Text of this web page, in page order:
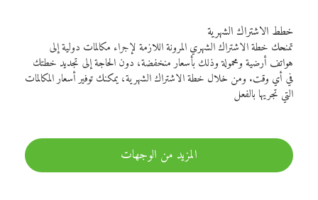
خطط الاشتراك الشهرية
تمنحك خطة الاشتراك الشهري المرونة اللازمة لإجراء مكالمات دولية إلى
هواتف أرضية ومحمولة وذلك بأسعار منخفضة، دون الحاجة إلى تجديد خطتك
في أي وقت. ومن خلال خطة الاشتراك الشهرية، يمكنك توفير أسعار المكالمات
التي تجريها بالفعل
المزيد من الوجهات